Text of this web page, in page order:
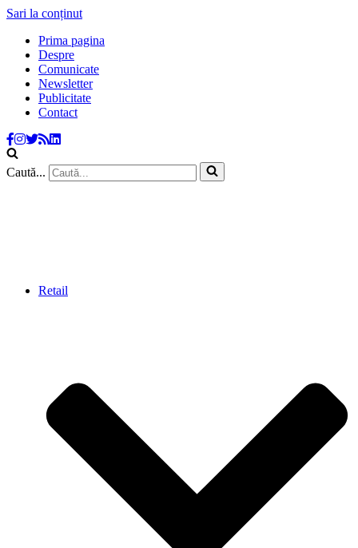
Sari la conținut
Prima pagina
Despre
Comunicate
Newsletter
Publicitate
Contact
Caută...
Retail